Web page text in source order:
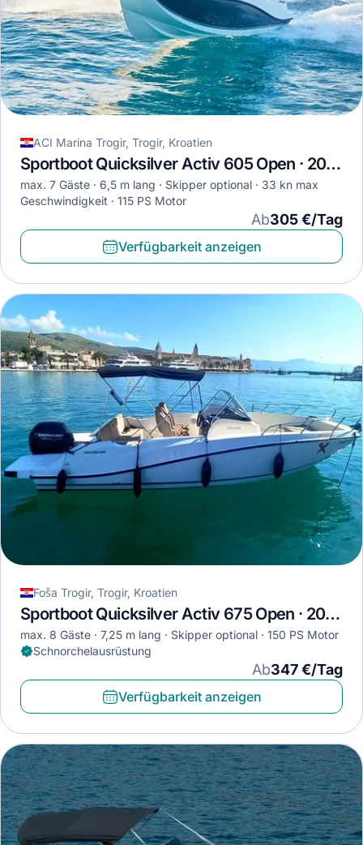
ACI Marina Trogir, Trogir, Kroatien
Sportboot Quicksilver Activ 605 Open · 2020
max. 7 Gäste 6,5 m lang Skipper optional
33 kn max
Geschwindigkeit
115 PS Motor
Ab305 €/Tag
Verfügbarkeit anzeigen
Foša Trogir, Trogir, Kroatien
Sportboot Quicksilver Activ 675 Open · 2022
max. 8 Gäste 7,25 m lang Skipper optional
150 PS Motor
Schnorchelausrüstung
Ab347 €/Tag
Verfügbarkeit anzeigen